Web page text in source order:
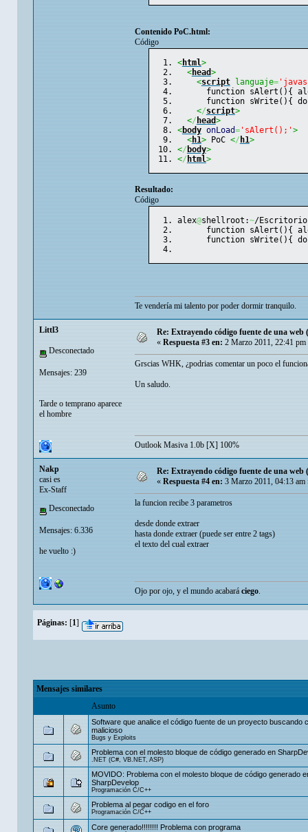
Contenido PoC.html:
Código
<html>
<head>
<script languaje=
function sAlert(){
function sWrite(){
</script>
</ head>
<body onLoad='sAlert();'>
<h1> PoC </ h1>
</ body>
</ html>
Resultado:
Código
alex@shellroot:~/
function sAlert ( ) {
function sWrite( ) {
Te vendería mi talento por poder dormir tranquilo.
Littl3
Desconectado
Mensajes: 239
Tarde o temprano aparece
el hombre
Re: Extrayendo código fuente de una web
« Respuesta #3 en: 2 Marzo 2011, 22:41 pm
Grscias WHK, ¿podrias comentar un poco el
Un saludo.
Outlook Masiva 1.0b [X] 100%
Nakp
casi es
Ex-Staff
Desconectado
Mensajes: 6.336
he vuelto :)
Re: Extrayendo código fuente de una web
«Respuesta #4 en:3 Marzo 2011, 04:13 am
la funcion recibe 3 parametros
desde donde extraer
hasta donde extraer (puede ser entre 2 tags)
el texto del cual extraer
Ojo por ojo, y el mundo acabaráciego.
Páginas: [1]
Mensajes similares
Asunto
Software que analice el código fuente de un proyecto buscando
malicioso
Bugs y Exploits
Problema con el molesto bloque de código generado en
.NET (C#, VB.NET, ASP)
MOVIDO: Problema con el molesto bloque de código generado
SharpDevelop
Programación C/C++
Problema al pegar codigo en el foro
Programación C/C++
Core generado!!!!!!!! Problema con programa